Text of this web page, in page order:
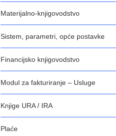
Materijalno-knjigovodstvo
Sistem, parametri, opće postavke
Financijsko knjigovodstvo
Modul za fakturiranje – Usluge
Knjige URA / IRA
Plaće